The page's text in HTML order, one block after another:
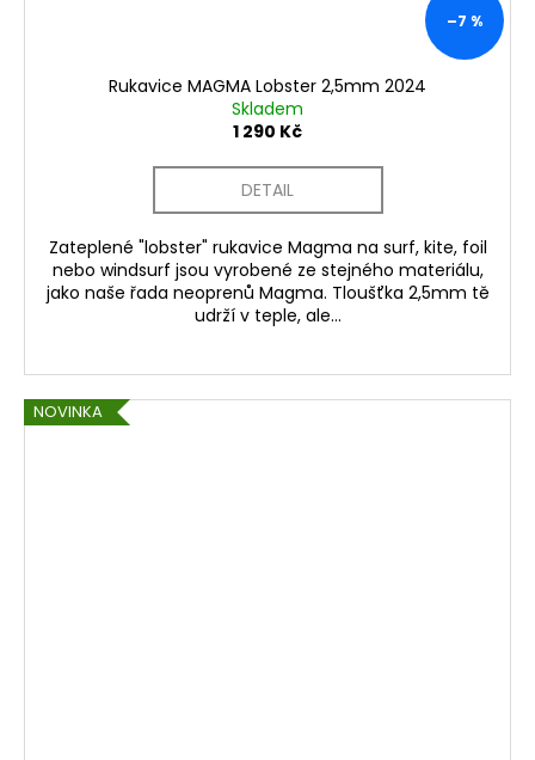
–7 %
Rukavice MAGMA Lobster 2,5mm 2024
Skladem
1 290 Kč
DETAIL
Zateplené "lobster" rukavice Magma na surf, kite, foil
nebo windsurf jsou vyrobené ze stejného materiálu,
jako naše řada neoprenů Magma. Tloušťka 2,5mm tě
udrží v teple, ale...
NOVINKA